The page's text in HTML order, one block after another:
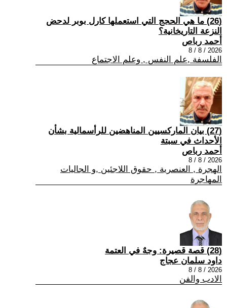
(26) ما هي الحجج التي استعملها كارل بوبر لدحض
النزعة التاريخانية؟
أحمد رباص
2026 / 8 / 8
الفلسفة ,علم النفس , وعلم الاجتماع
(27) بيان الماركسيين المناهضين للرأسمالية بشأن
الأحداث في سبتة
أحمد رباص
2026 / 8 / 8
الهجرة , العنصرية , حقوق اللاجئين ,و الجاليات
المهاجرة
(28) قصة قصيرة: وجهٌ في العتمة
داود سلمان عجاج
2026 / 8 / 8
الادب والفن